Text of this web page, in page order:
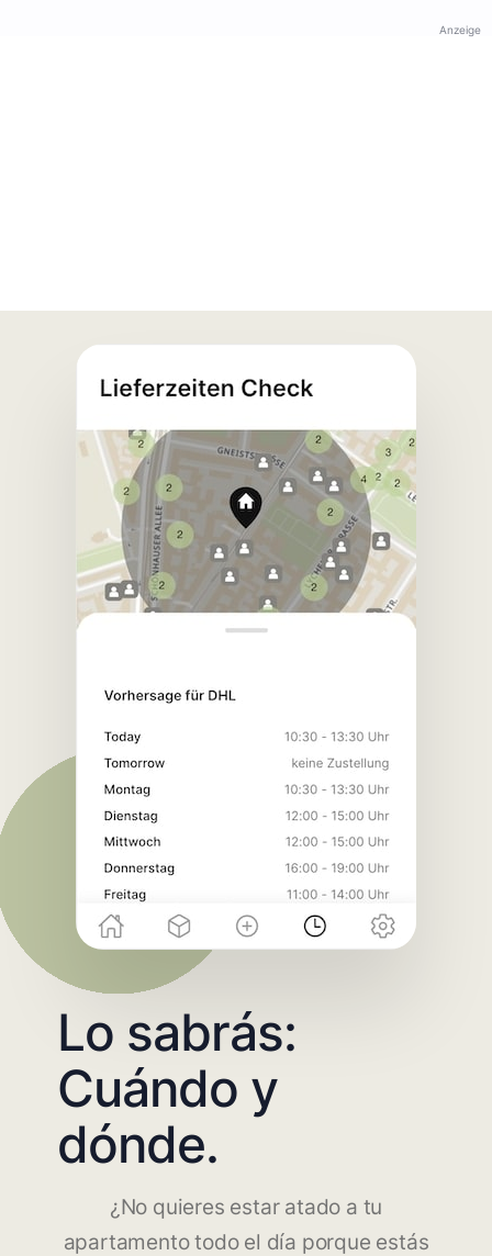
Anzeige
Lo sabrás:
Cuándo y
dónde.
¿No quieres estar atado a tu
apartamento todo el día porque estás